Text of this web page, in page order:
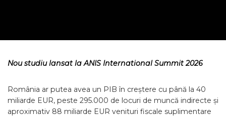
Nou studiu lansat la ANIS International Summit 2026
România ar putea avea un PIB în creștere cu până la 40
miliarde EUR, peste 295.000 de locuri de muncă indirecte și
aproximativ 88 miliarde EUR venituri fiscale suplimentare